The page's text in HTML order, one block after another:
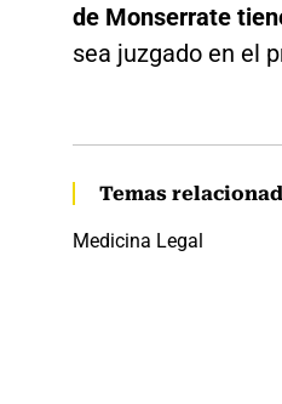
de Monserrate
sea juzgado en el
Temas
Medicina Legal